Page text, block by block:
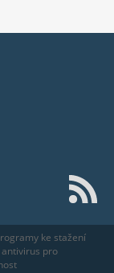
ke stažení
antivirus pro